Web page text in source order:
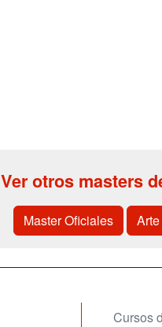
Ver otros masters
Master Oficiales Arte
Cursos